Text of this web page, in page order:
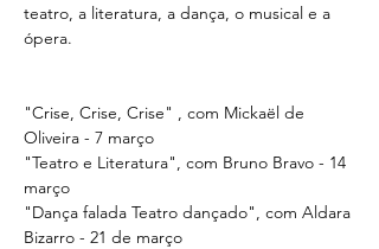
teatro, a literatura, a dança, o musical e a
ópera.
"Crise, Crise, Crise" , com Mickaël de
Oliveira - 7 março
"Teatro e Literatura", com Bruno Bravo - 14
março
"Dança falada Teatro dançado", com Aldara
Bizarro - 21 de março